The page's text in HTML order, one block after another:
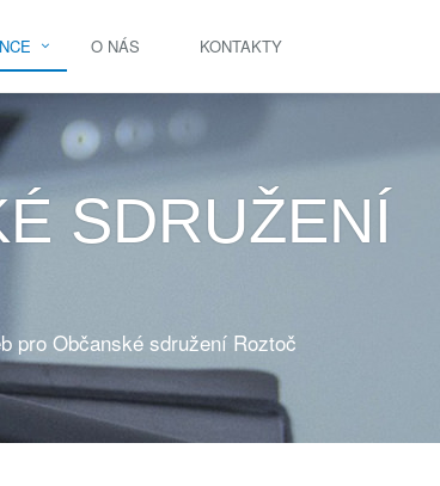
O NÁS KONTAKTY
SDRUŽENÍ
pro Občanské sdružení Roztoč